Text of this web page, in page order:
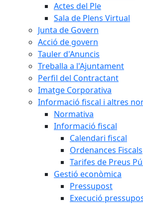
Actes del Ple
Sala de Plens Virtual
Junta de Govern
Acció de govern
Tauler d'Anuncis
Treballa a l'Ajuntament
Perfil del Contractant
Imatge Corporativa
Informació fiscal i altres
Normativa
Informació fiscal
Calendari fiscal
Ordenances Fiscals
Tarifes de Preus
Gestió econòmica
Pressupost
Execució